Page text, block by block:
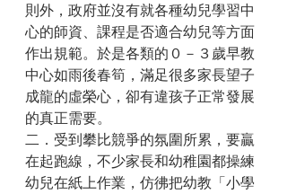
則外，政府並沒有就各種幼兒學習中
心的師資、課程是否適合幼兒等方面
作出規範。於是各類的０－３歲早教
中心如雨後春筍，滿足很多家長望子
成龍的虛榮心，卻有違孩子正常發展
的真正需要。
二．受到攀比競爭的氛圍所累，要贏
在起跑線，不少家長和幼稚園都操練
幼兒在紙上作業，仿彿把幼教「小學